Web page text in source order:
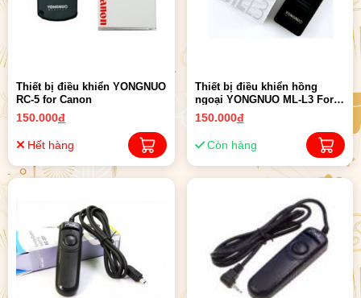
Thiết bị điều khiển YONGNUO
RC-5 for Canon
150.000đ
Hết hàng
Thiết bị điều khiển hồng
ngoại YONGNUO ML-L3 For
Nikon
150.000đ
Còn hàng